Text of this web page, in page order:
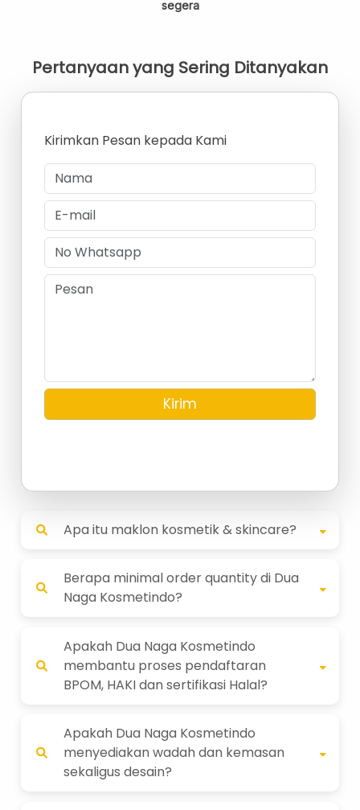
segera
Pertanyaan yang Sering Ditanyakan
Kirimkan Pesan kepada Kami
Kirim
Apa itu maklon kosmetik & skincare?
Berapa minimal order quantity di Dua
Naga Kosmetindo?
Apakah Dua Naga Kosmetindo
membantu proses pendaftaran
BPOM, HAKI dan sertifikasi Halal?
Apakah Dua Naga Kosmetindo
menyediakan wadah dan kemasan
sekaligus desain?